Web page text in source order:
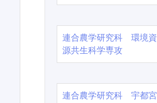
連合農学研究科 環境資
源共生科学専攻
連合農学研究科 宇都宮